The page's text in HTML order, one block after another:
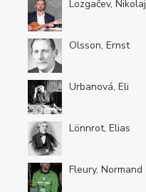
Lozgaĉev, Nikolaj
Olsson, Ernst
Urbanová, Eli
Lönnrot, Elias
Fleury, Normand